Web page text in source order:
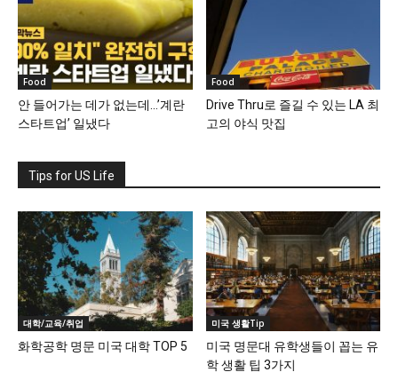
Food
안 들어가는 데가 없는데…’계란
스타트업’ 일냈다
Food
Drive Thru로 즐길 수 있는 LA 최
고의 야식 맛집
Tips for US Life
대학/교육/취업
화학공학 명문 미국 대학 TOP 5
미국 생활Tip
미국 명문대 유학생들이 꼽는 유
학 생활 팁 3가지